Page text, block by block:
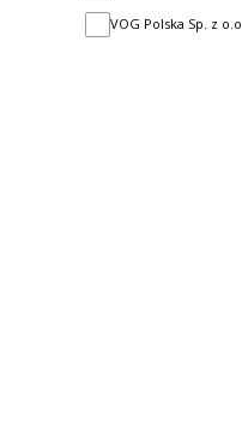
VOG Polska Sp. z o.o